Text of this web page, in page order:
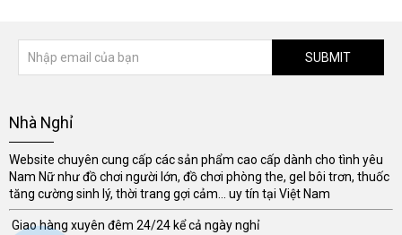
SUBMIT
Nhà Nghỉ
Website chuyên cung cấp các sản phẩm cao cấp dành cho tình yêu
Nam Nữ như đồ chơi người lớn, đồ chơi phòng the, gel bôi trơn, thuốc
tăng cường sinh lý, thời trang gợi cảm... uy tín tại Việt Nam
Giao hàng xuyên đêm 24/24 kể cả ngày nghỉ